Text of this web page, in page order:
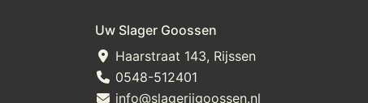
Uw Slager Goossen
Haarstraat 143, Rijssen
0548-512401
info@slagerijgoossen.nl